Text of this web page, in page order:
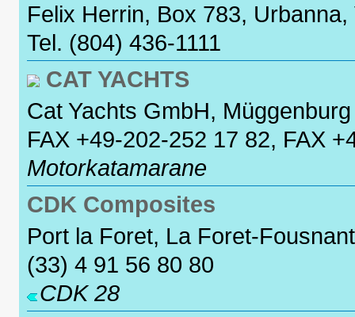
Felix Herrin, Box 783, Urbanna,
Tel. (804) 436-1111
CAT YACHTS
Cat Yachts GmbH,
FAX +49-202-252 17 82, FAX
Motorkatamarane
CDK Composites
Port la Foret, La Foret-
(33) 4 91 56 80 80
CDK 28